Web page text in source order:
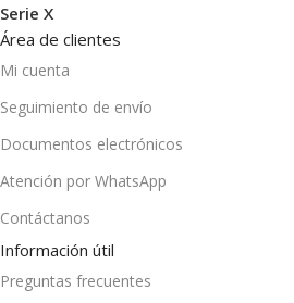
Serie X
Área de clientes
Mi cuenta
Seguimiento de envío
Documentos electrónicos
Atención por WhatsApp
Contáctanos
Información útil
Preguntas frecuentes